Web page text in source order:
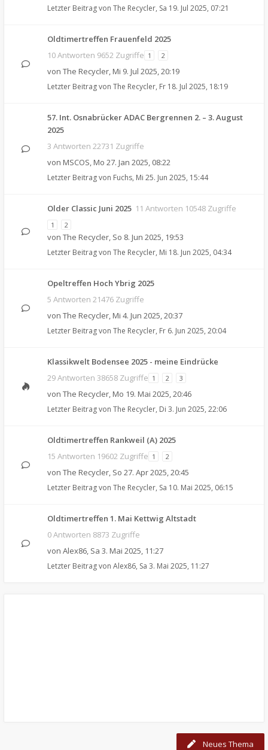
Letzter Beitrag von The Recycler, Sa 19. Jul 2025, 07:21
Oldtimertreffen Frauenfeld 2025
10 Antworten 9652 Zugriffe 1 2
von The Recycler, Mi 9. Jul 2025, 20:19
Letzter Beitrag von The Recycler, Fr 18. Jul 2025, 18:19
57. Int. Osnabrücker ADAC Bergrennen 2. – 3. August
2025
3 Antworten 22731 Zugriffe
von MSCOS, Mo 27. Jan 2025, 08:22
Letzter Beitrag von Fuchs, Mi 25. Jun 2025, 15:44
Older Classic Juni 2025 11 Antworten 10548 Zugriffe
1 2
von The Recycler, So 8. Jun 2025, 19:53
Letzter Beitrag von The Recycler, Mi 18. Jun 2025, 04:34
Opeltreffen Hoch Ybrig 2025
5 Antworten 21476 Zugriffe
von The Recycler, Mi 4. Jun 2025, 20:37
Letzter Beitrag von The Recycler, Fr 6. Jun 2025, 20:04
Klassikwelt Bodensee 2025 - meine Eindrücke
29 Antworten 38658 Zugriffe 1 2 3
von The Recycler, Mo 19. Mai 2025, 20:46
Letzter Beitrag von The Recycler, Di 3. Jun 2025, 22:06
Oldtimertreffen Rankweil (A) 2025
15 Antworten 19602 Zugriffe 1 2
von The Recycler, So 27. Apr 2025, 20:45
Letzter Beitrag von The Recycler, Sa 10. Mai 2025, 06:15
Oldtimertreffen 1. Mai Kettwig Altstadt
0 Antworten 8873 Zugriffe
von Alex86, Sa 3. Mai 2025, 11:27
Letzter Beitrag von Alex86, Sa 3. Mai 2025, 11:27
Neues Thema